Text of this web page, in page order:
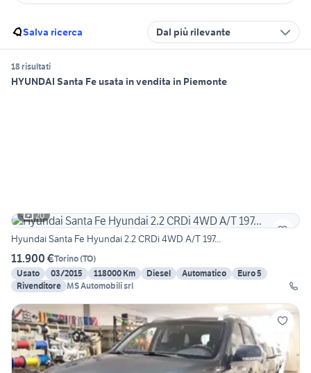
Salva ricerca Dal più rilevante
18 risultati
HYUNDAI Santa Fe usata in vendita in Piemonte
20
Hyundai Santa Fe Hyundai 2.2 CRDi 4WD A/T 197...
11.900 €Torino(TO)
Usato
03/2015 118000 Km Diesel Automatico
Euro 5
Rivenditore MS Automobili srl